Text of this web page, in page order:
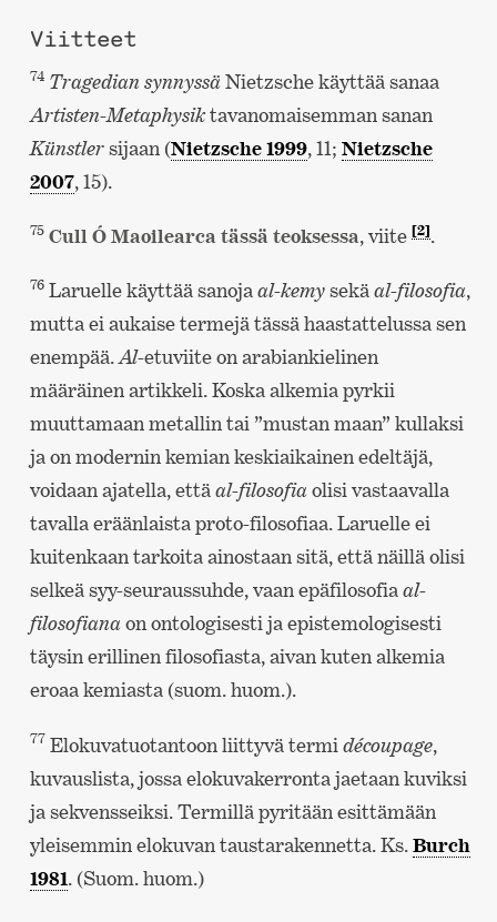
Viitteet
74 Tragedian synnyssäNietzsche käyttää sanaa
Artisten-Metaphysiktavanomaisemman sanan
Künstlersijaan (Nietzsche 1999, 11; Nietzsche
2007, 15).
75 Cull Ó Maoilearca tässä teoksessa, viite [2].
76Laruelle käyttää sanojaal-kemysekäal-filosofia,
mutta ei aukaise termejä tässä haastattelussa sen
enempää.Al-etuviite on arabiankielinen
määräinen artikkeli. Koska alkemia pyrkii
muuttamaan metallin tai ”mustan maan” kullaksi
ja on modernin kemian keskiaikainen edeltäjä,
voidaan ajatella, ettäal-filosofiaolisi vastaavalla
tavalla eräänlaista proto-filosofiaa. Laruelle ei
kuitenkaan tarkoita ainostaan sitä, että näillä olisi
selkeä syy-seuraussuhde, vaan epäfilosofiaal-
filosofianaon ontologisesti ja epistemologisesti
täysin erillinen filosofiasta, aivan kuten alkemia
eroaa kemiasta (suom. huom.).
77 Elokuvatuotantoon liittyvä termi découpage,
kuvauslista, jossa elokuvakerronta jaetaan kuviksi
ja sekvensseiksi. Termillä pyritään esittämään
yleisemmin elokuvan taustarakennetta. Ks.Burch
1981. (Suom. huom.)